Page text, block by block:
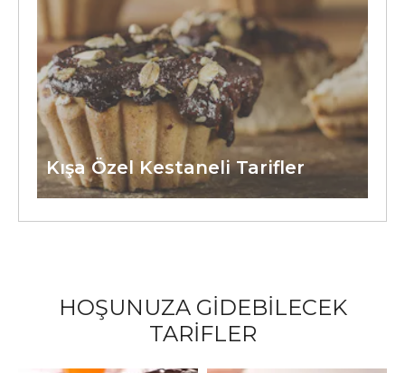
Kışa Özel Kestaneli Tarifler
HOŞUNUZA GİDEBİLECEK
TARİFLER